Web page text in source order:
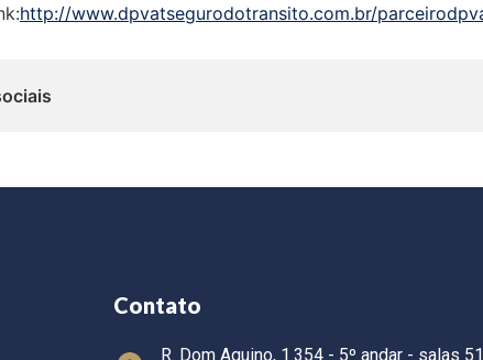
http://www.dpvatsegurodotransito.com.br/
Contato
R. Dom Aquino, 1.354 - 5º andar - salas